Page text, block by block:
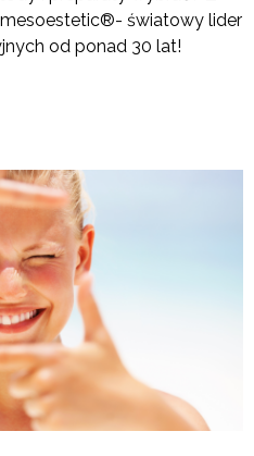
światowy lider
od ponad 30 lat!